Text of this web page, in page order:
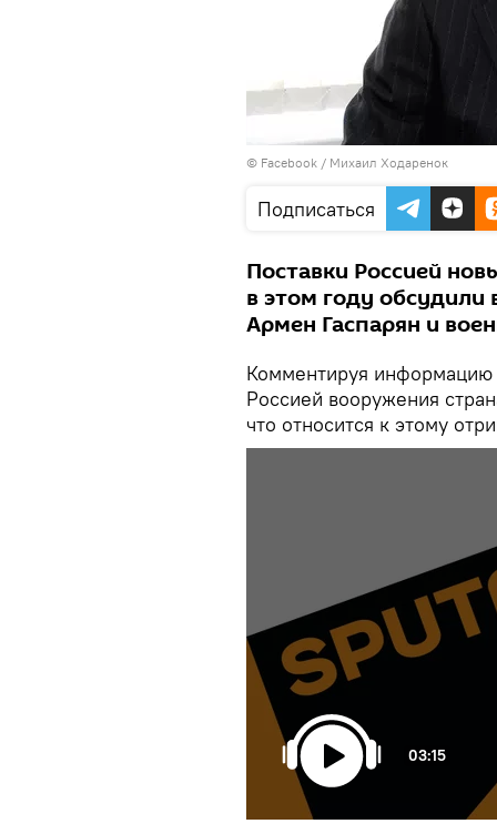
© Facebook / Михаил Ходаренок
Подписаться
Поставки Россией
в этом году
Армен Гаспарян и
Комментируя информацию
Россией вооружения
что относится к этому
03:15